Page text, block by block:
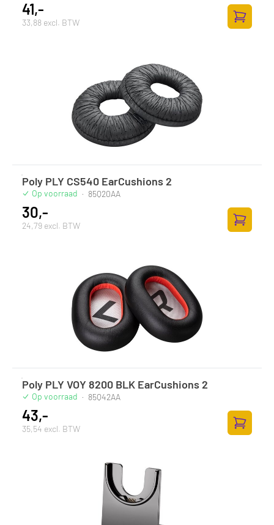
41,-
33,88 excl. BTW
Zum
Poly PLY CS540 EarCushions 2
Op voorraad · 85Q20AA
30,-
24,79 excl. BTW
Zum
Poly PLY VOY 8200 BLK EarCushions 2
Op voorraad · 85Q42AA
43,-
35,54 excl. BTW
Zum